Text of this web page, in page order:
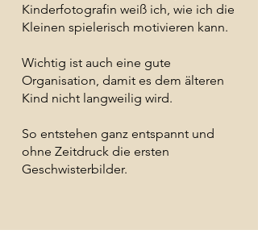
Kinderfotografin weiß ich, wie ich die
Kleinen spielerisch motivieren kann.
Wichtig ist auch eine gute
Organisation, damit es dem älteren
Kind nicht langweilig wird.
So entstehen ganz entspannt und
ohne Zeitdruck die ersten
Geschwisterbilder.